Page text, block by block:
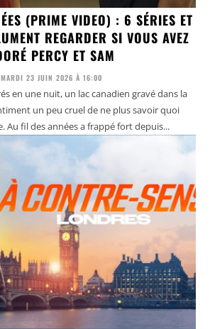
(PRIME VIDEO) : 6 SÉRIES ET
REGARDER SI VOUS AVEZ
PERCY ET SAM
MARDI 23 JUIN 2026 À 16:00
en une nuit, un lac canadien gravé dans la
un peu cruel de ne plus savoir quoi
Au fil des années a frappé fort depuis...